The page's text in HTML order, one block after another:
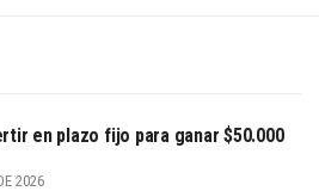
en plazo fijo para ganar $50.000
2026